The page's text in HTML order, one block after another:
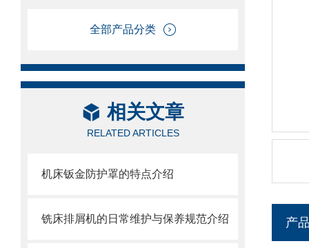
全部产品分类
相关文章
RELATED ARTICLES
机床钣金防护罩的特点介绍
铣床排屑机的日常维护与保养规范介绍 产